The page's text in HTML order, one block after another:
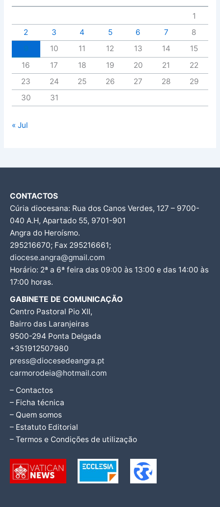
1
2
3 4 5 6 7
8
10 11 12 13 14
15
16
17 18 19 20 21
22
23
24 25 26 27 28
29
30
31
« Jul
CONTACTOS
Cúria diocesana: Rua dos Canos Verdes, 127 – 9700-
040 A.H, Apartado 55, 9701-901
Angra do Heroísmo.
295216670; Fax 295216661;
diocese.angra@gmail.com
Horário: 2ª a 6ª feira das 09:00 às 13:00 e das 14:00 às
17:00 horas.
GABINETE DE COMUNICAÇÃO
Centro Pastoral Pio XII,
Bairro das Laranjeiras
9500-294 Ponta Delgada
+351912507980
press@diocesedeangra.pt
carmorodeia@hotmail.com
– Contactos
– Ficha técnica
– Quem somos
– Estatuto Editorial
– Termos e Condições de utilização